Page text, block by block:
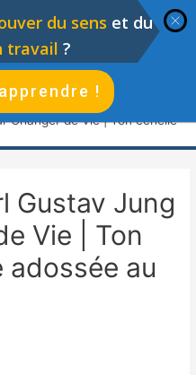
Changer de Vie | Ton échelle
Gustav Jung
Vie | Ton
au
du sens et du
travail ?
!